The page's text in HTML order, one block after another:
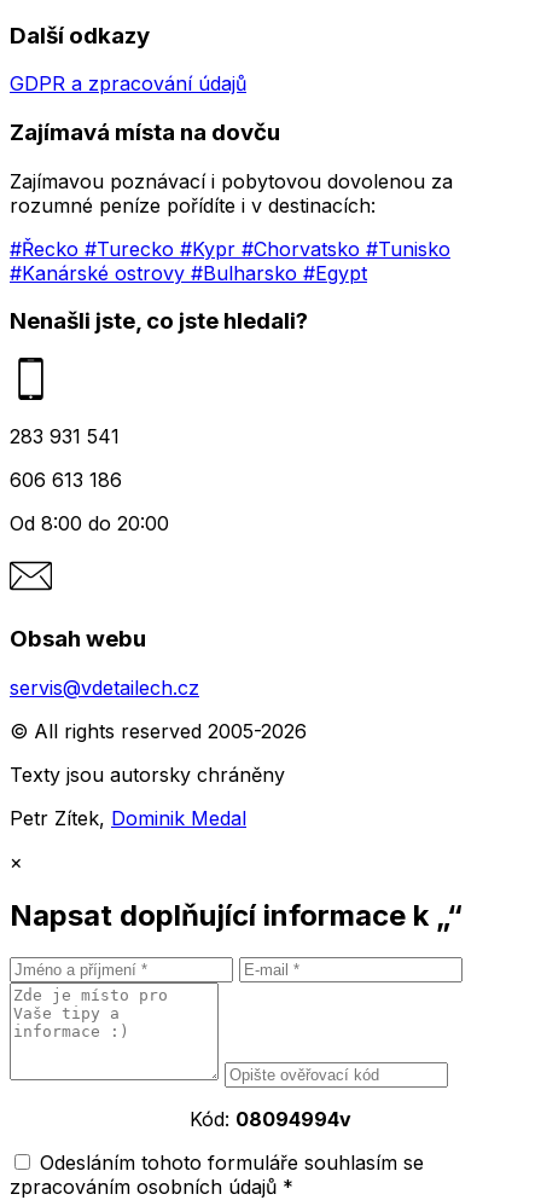
Další odkazy
GDPR a zpracování údajů
Zajímavá místa na dovču
Zajímavou poznávací i pobytovou dovolenou za
rozumné peníze pořídíte i v destinacích:
#Řecko #Turecko #Kypr #Chorvatsko #Tunisko
#Kanárské ostrovy #Bulharsko #Egypt
Nenašli jste, co jste hledali?
283 931 541
606 613 186
Od 8:00 do 20:00
Obsah webu
servis@vdetailech.cz
© All rights reserved 2005-2026
Texty jsou autorsky chráněny
Petr Zítek, Dominik Medal
×
Napsat doplňující informace k „“
Kód: 08094994v
Odesláním tohoto formuláře souhlasím se
zpracováním osobních údajů *